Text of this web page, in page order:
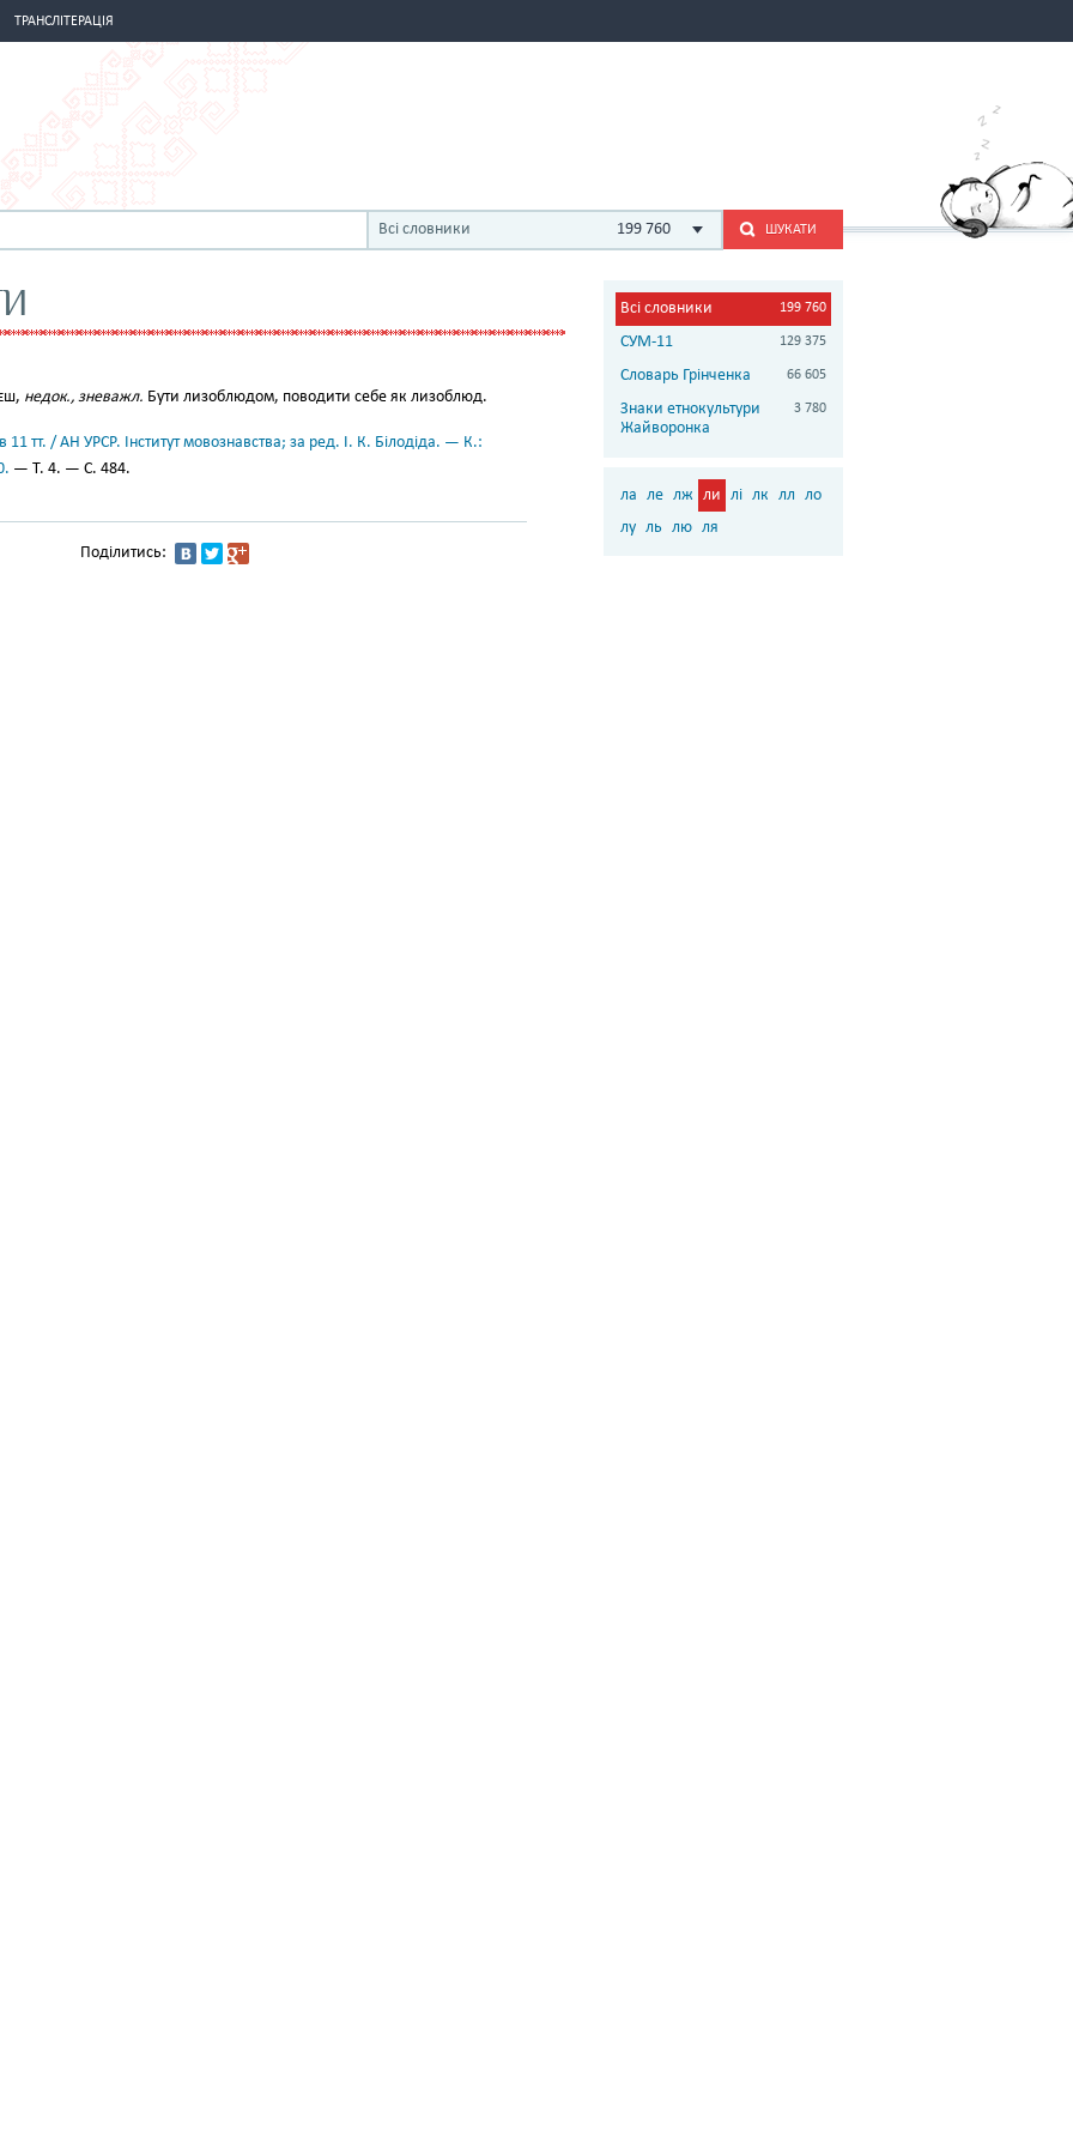
ТРАНСЛІТЕРАЦІЯ
Всі словники 199 760 ШУКАТИ
недок., зневажл. Бути лизоблюдом, поводити себе як лизоблюд.
11 тт. / АН УРСР. Інститут мовознавства; за ред. І. К. Білодіда. — К.:
— Т. 4. — С. 484.
Поділитись:
Всі словники 199 760
СУМ-11 129 375
Словарь Грінченка 66 605
Знаки етнокультури
Жайворонка
3 780
ла ле лж ли лі лк лл ло
лу ль лю ля